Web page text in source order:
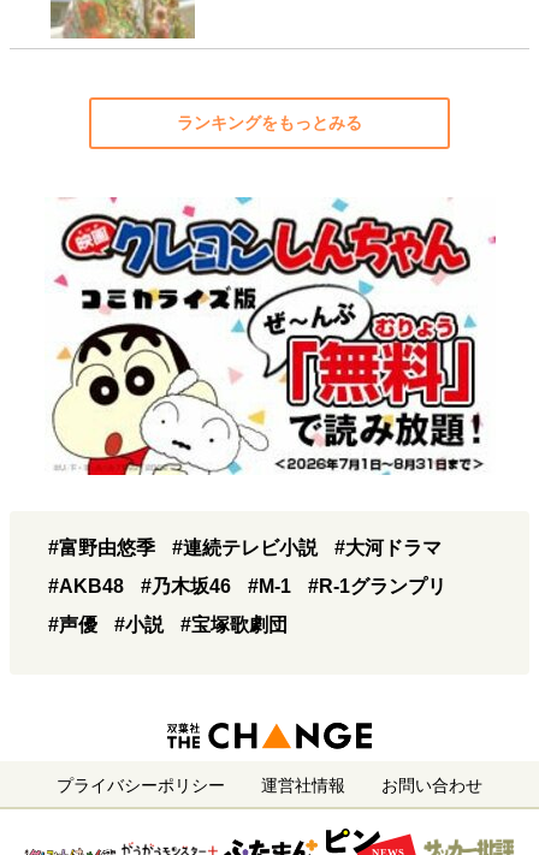
ランキングをもっとみる
#富野由悠季 #連続テレビ小説
#大河ドラマ
#AKB48
#乃木坂46 #M-1
#R-1グランプリ
#声優
#小説 #宝塚歌劇団
プライバシーポリシー 運営社情報 お問い合わせ